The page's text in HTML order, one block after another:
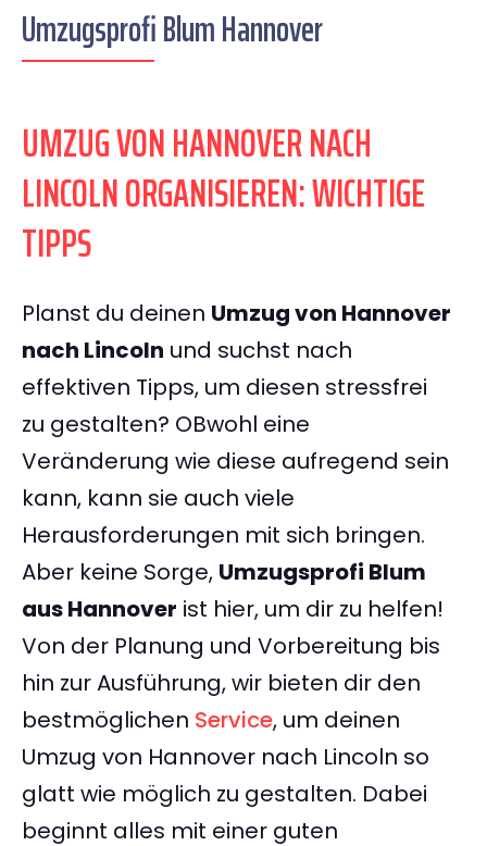
Umzugsprofi Blum Hannover
UMZUG VON HANNOVER NACH
LINCOLN ORGANISIEREN: WICHTIGE
TIPPS
Planst du deinen Umzug von Hannover
nach Lincoln und suchst nach
effektiven Tipps, um diesen stressfrei
zu gestalten? OBwohl eine
Veränderung wie diese aufregend sein
kann, kann sie auch viele
Herausforderungen mit sich bringen.
Aber keine Sorge, Umzugsprofi Blum
aus Hannover ist hier, um dir zu helfen!
Von der Planung und Vorbereitung bis
hin zur Ausführung, wir bieten dir den
bestmöglichen Service, um deinen
Umzug von Hannover nach Lincoln so
glatt wie möglich zu gestalten. Dabei
beginnt alles mit einer guten